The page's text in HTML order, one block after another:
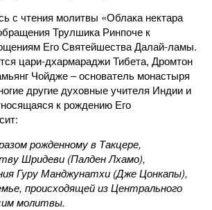
с чтения молитвы «Облака нектара
Трулшика Ринпоче к
Его Святейшества Далай-ламы.
цари-дхармараджи Тибета, Дромтон
Чойдже – основатель монастыря
другие духовные учителя Индии и
к рождению Его
рожденному в Такцере,
Шридеви (Палден Лхамо),
Гуру Манджунатхи (Дже Цонкапы),
происходящей из Центрального
молитвы.